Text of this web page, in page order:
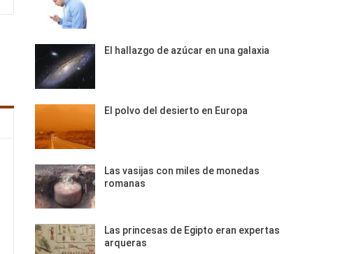
El hallazgo de azúcar en una galaxia
El polvo del desierto en Europa
Las vasijas con miles de monedas
romanas
Las princesas de Egipto eran expertas
arqueras